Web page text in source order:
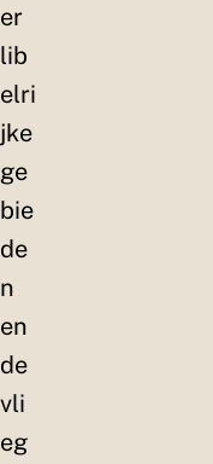
er
lib
elri
jke
ge
bie
de
n
en
de
vli
eg